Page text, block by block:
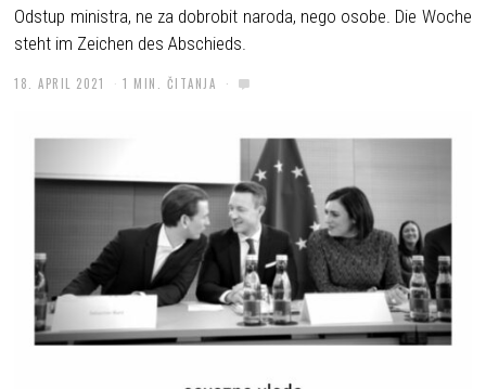
Odstup ministra, ne za dobrobit naroda, nego osobe. Die Woche
steht im Zeichen des Abschieds.
18. APRIL 2021 1 MIN. ČITANJA